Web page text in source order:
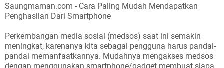
Saungmaman.com - Cara Paling Mudah Mendapatkan
Penghasilan Dari Smartphone
Perkembangan media sosial (medsos) saat ini semakin
meningkat, karenanya kita sebagai pengguna harus pandai-
pandai memanfaatkannya. Mudahnya mengakses medsos